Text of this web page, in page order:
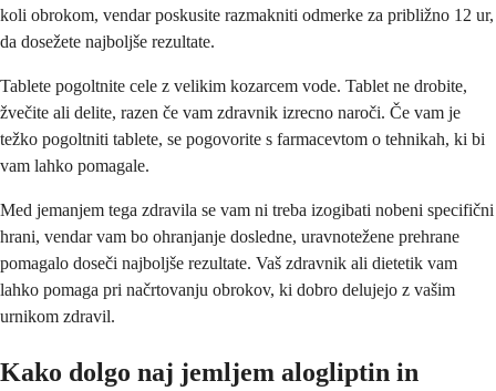
koli obrokom, vendar poskusite razmakniti odmerke za približno 12 ur,
da dosežete najboljše rezultate.
Tablete pogoltnite cele z velikim kozarcem vode. Tablet ne drobite,
žvečite ali delite, razen če vam zdravnik izrecno naroči. Če vam je
težko pogoltniti tablete, se pogovorite s farmacevtom o tehnikah, ki bi
vam lahko pomagale.
Med jemanjem tega zdravila se vam ni treba izogibati nobeni specifični
hrani, vendar vam bo ohranjanje dosledne, uravnotežene prehrane
pomagalo doseči najboljše rezultate. Vaš zdravnik ali dietetik vam
lahko pomaga pri načrtovanju obrokov, ki dobro delujejo z vašim
urnikom zdravil.
Kako dolgo naj jemljem alogliptin in